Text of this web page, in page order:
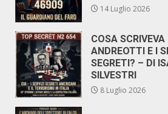
14 Luglio 2026
COSA
ANDREOTTI E I
SEGRETI? – DI
SILVESTRI
8 Luglio 2026